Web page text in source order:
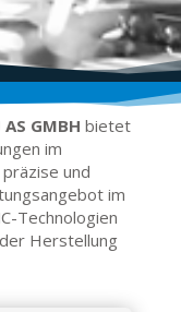
AS GMBH bietet
im
und
im
Technologien
Herstellung